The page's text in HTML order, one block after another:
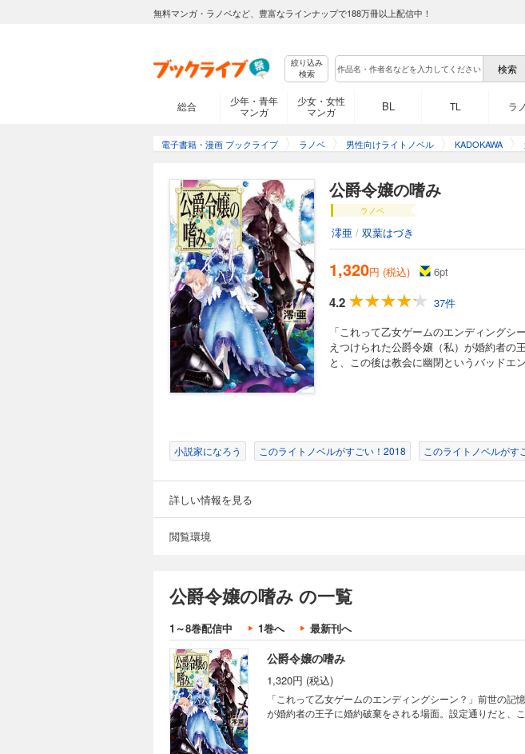
無料マンガ・ラノベなど、豊富なラインナップで188万冊以上配信中！
絞り込み
検索
総合
少年・青年
マンガ
少女・女性
マンガ
BL TL ラ
電子書籍・漫画 ブックライブ ラノベ 男性向けライトノベル KADOKAWA
公爵令嬢の嗜み
ラノベ
澪亜 / 双葉はづき
1,320円 (税込) 6pt
4.2
37件
「これって乙女ゲームのエンディングシ
えつけられた公爵令嬢（私）が婚約者の
と、この後は教会に幽閉というバッド
小説家になろう このライトノベルがすごい！2018 このライトノベルがす
詳しい情報を見る
閲覧環境
公爵令嬢の嗜み の一覧
1～8巻配信中 1巻へ 最新刊へ
公爵令嬢の嗜み
1,320円 (税込)
「これって乙女ゲームのエンディングシーン？」前世の記
が婚約者の王子に婚約破棄をされる場面。設定通りだと